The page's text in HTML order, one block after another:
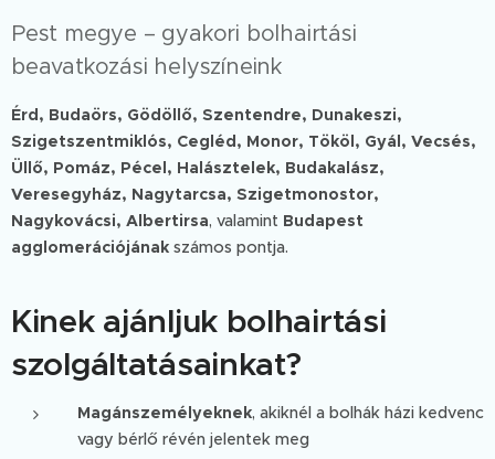
Pest megye – gyakori bolhairtási
beavatkozási helyszíneink
Érd, Budaörs, Gödöllő, Szentendre, Dunakeszi,
Szigetszentmiklós, Cegléd, Monor, Tököl, Gyál, Vecsés,
Üllő, Pomáz, Pécel, Halásztelek, Budakalász,
Veresegyház, Nagytarcsa, Szigetmonostor,
Nagykovácsi, Albertirsa, valamint Budapest
agglomerációjának számos pontja.
Kinek ajánljuk bolhairtási
szolgáltatásainkat?
Magánszemélyeknek, akiknél a bolhák házi kedvenc
vagy bérlő révén jelentek meg